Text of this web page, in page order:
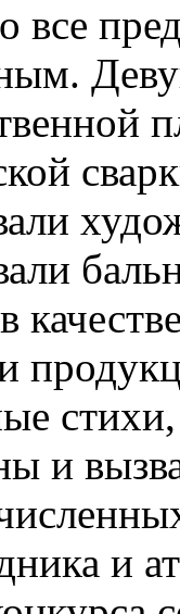
все
и
и